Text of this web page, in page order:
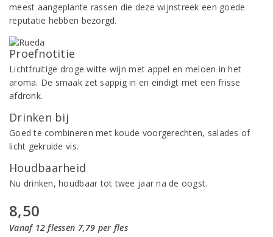
meest aangeplante rassen die deze wijnstreek een goede
reputatie hebben bezorgd.
Proefnotitie
Lichtfruitige droge witte wijn met appel en meloen in het
aroma. De smaak zet sappig in en eindigt met een frisse
afdronk.
Drinken bij
Goed te combineren met koude voorgerechten, salades of
licht gekruide vis.
Houdbaarheid
Nu drinken, houdbaar tot twee jaar na de oogst.
8,50
Vanaf 12 flessen 7,79 per fles